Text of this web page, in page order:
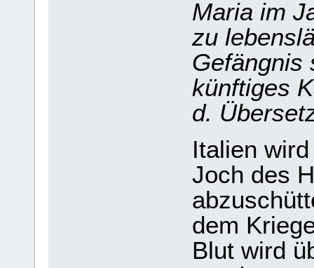
Maria im
zu
Gefängnis
künftiges
d.
Italien
Joch des
dem
Blut wird